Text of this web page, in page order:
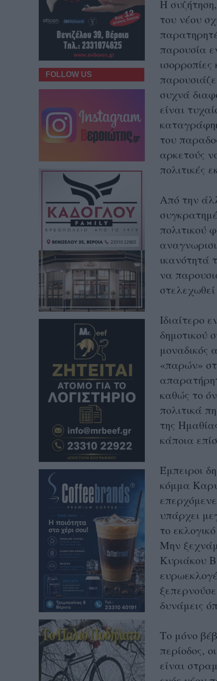
Η
του νέου
παρουσία
συχνά
είναι
του
αρκετούς
πολιτικές
Από την
πολιτικού
ικανότητά
να
Ιδιαίτερο
δημοτικού
μοναδικός
«παρών»
καθώς το
πολιτικά
της
κάποια
Έμπειροι
κόμμα
υπάρχει
το
Μην
Κυριάκου
δυνάμεις
Το μόνο
περίοδος,
είναι
FOLLOW US